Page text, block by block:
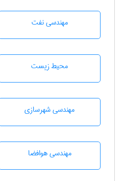
مهندسی نفت
محيط زيست
مهندسی شهرسازی
مهندسی هوافضا